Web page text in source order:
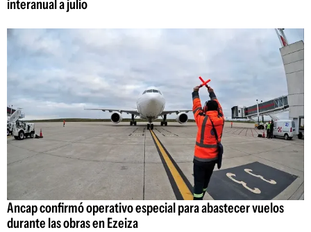
interanual a julio
Ancap confirmó operativo especial para abastecer vuelos
durante las obras en Ezeiza